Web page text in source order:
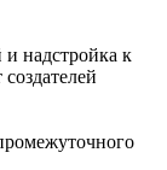
надстройка к